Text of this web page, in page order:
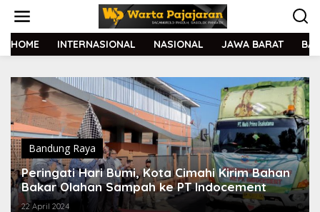
t
HOME INTERNASIONAL NASIONAL JAWA BARAT
Bandung Raya
Peringati Hari Bumi, Kota Cimahi Kirim Bahan
Bakar Olahan Sampah ke PT Indocement
22 April 2024